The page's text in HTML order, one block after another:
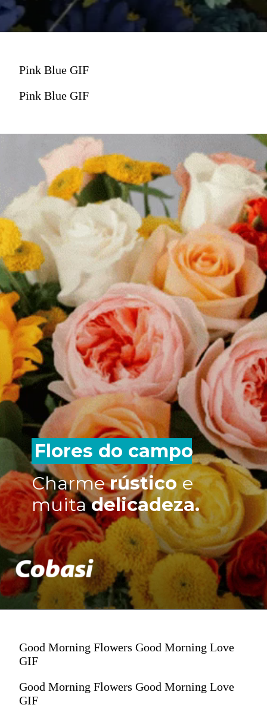
Pink Blue GIF
Pink Blue GIF
Charmerústicoe
muitadelicadeza.
Flores do campo
Good Morning Flowers Good Morning Love
GIF
Good Morning Flowers Good Morning Love
GIF